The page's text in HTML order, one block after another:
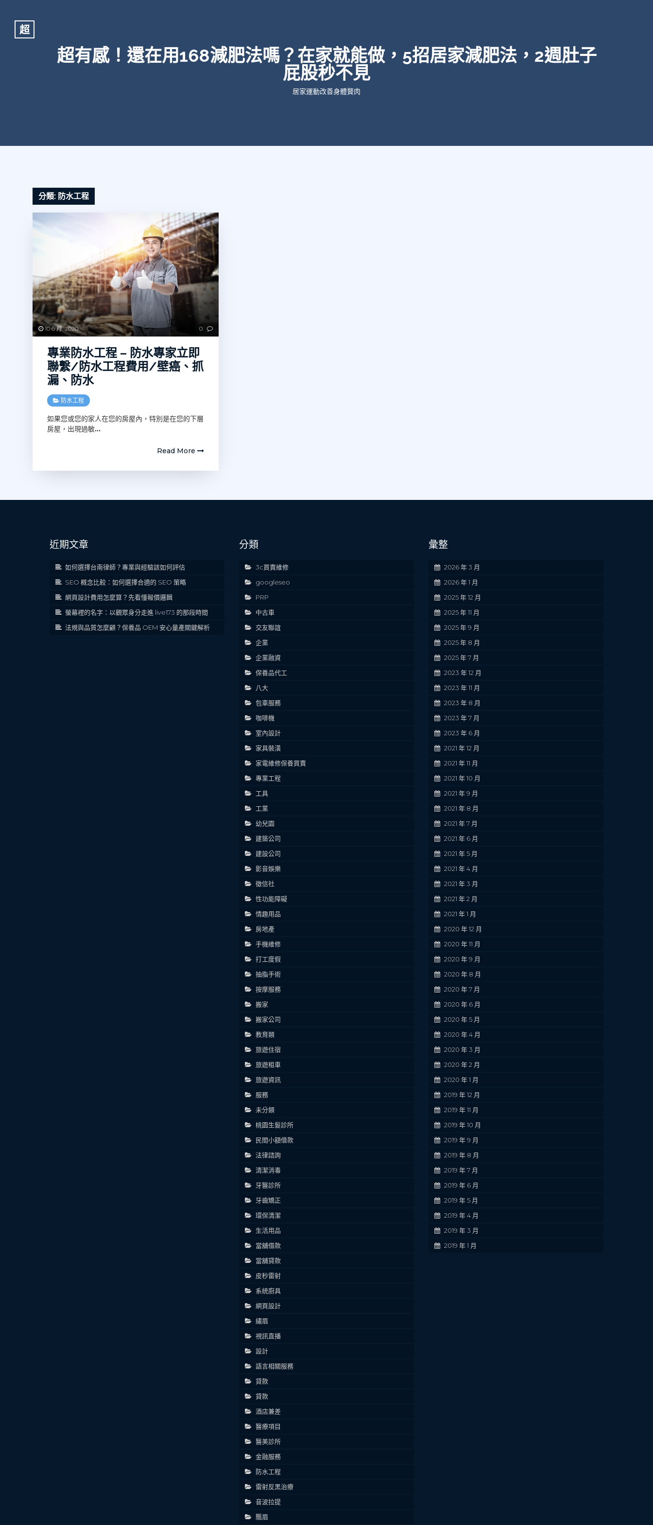
超
超有感！還在用168減肥法嗎？在家就能做，5招居家減肥法，2週肚子
屁股秒不見
居家運動改善身體贅肉
分類: 防水工程
10 6 月, 2020 0
專業防水工程 – 防水專家立即
聯繫‎/防水工程費用/壁癌、抓
漏、防水
防水工程
如果您或您的家人在您的房屋內，特別是在您的下層
房屋，出現過敏…
Read More
近期文章
如何選擇台南律師？專業與經驗該如何評估
SEO 概念比較：如何選擇合適的 SEO 策略
網頁設計費用怎麼算？先看懂報價邏輯
螢幕裡的名字：以觀眾身分走進 live173 的那段時間
法規與品質怎麼顧？保養品 OEM 安心量產關鍵解析
分類
3c買賣維修
googleseo
PRP
中古車
交友聯誼
企業
企業融資
保養品代工
八大
包車服務
咖啡機
室內設計
家具裝潢
家電維修保養買賣
專業工程
工具
工業
幼兒園
建築公司
建設公司
影音娛樂
徵信社
性功能障礙
情趣用品
房地產
手機維修
打工度假
抽脂手術
按摩服務
搬家
搬家公司
教育類
旅遊住宿
旅遊租車
旅遊資訊
服務
未分類
桃園生髮診所
民間小額借款
法律諮詢
清潔消毒
牙醫診所
牙齒矯正
環保清潔
生活用品
當舖借款
當舖貸款
皮秒雷射
系統廚具
網頁設計
繡眉
視訊直播
設計
語言相關服務
貸款
貸款
酒店兼差
醫療項目
醫美診所
金融服務
防水工程
雷射反黑治療
音波拉提
飄眉
彙整
2026 年 3 月
2026 年 1 月
2025 年 12 月
2025 年 11 月
2025 年 9 月
2025 年 8 月
2025 年 7 月
2023 年 12 月
2023 年 11 月
2023 年 8 月
2023 年 7 月
2023 年 6 月
2021 年 12 月
2021 年 11 月
2021 年 10 月
2021 年 9 月
2021 年 8 月
2021 年 7 月
2021 年 6 月
2021 年 5 月
2021 年 4 月
2021 年 3 月
2021 年 2 月
2021 年 1 月
2020 年 12 月
2020 年 11 月
2020 年 9 月
2020 年 8 月
2020 年 7 月
2020 年 6 月
2020 年 5 月
2020 年 4 月
2020 年 3 月
2020 年 2 月
2020 年 1 月
2019 年 12 月
2019 年 11 月
2019 年 10 月
2019 年 9 月
2019 年 8 月
2019 年 7 月
2019 年 6 月
2019 年 5 月
2019 年 4 月
2019 年 3 月
2019 年 1 月